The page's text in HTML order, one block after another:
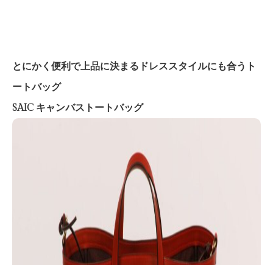
とにかく便利で上品に決まるドレススタイルにも合うト
ートバッグ
SAIC キャンバストートバッグ